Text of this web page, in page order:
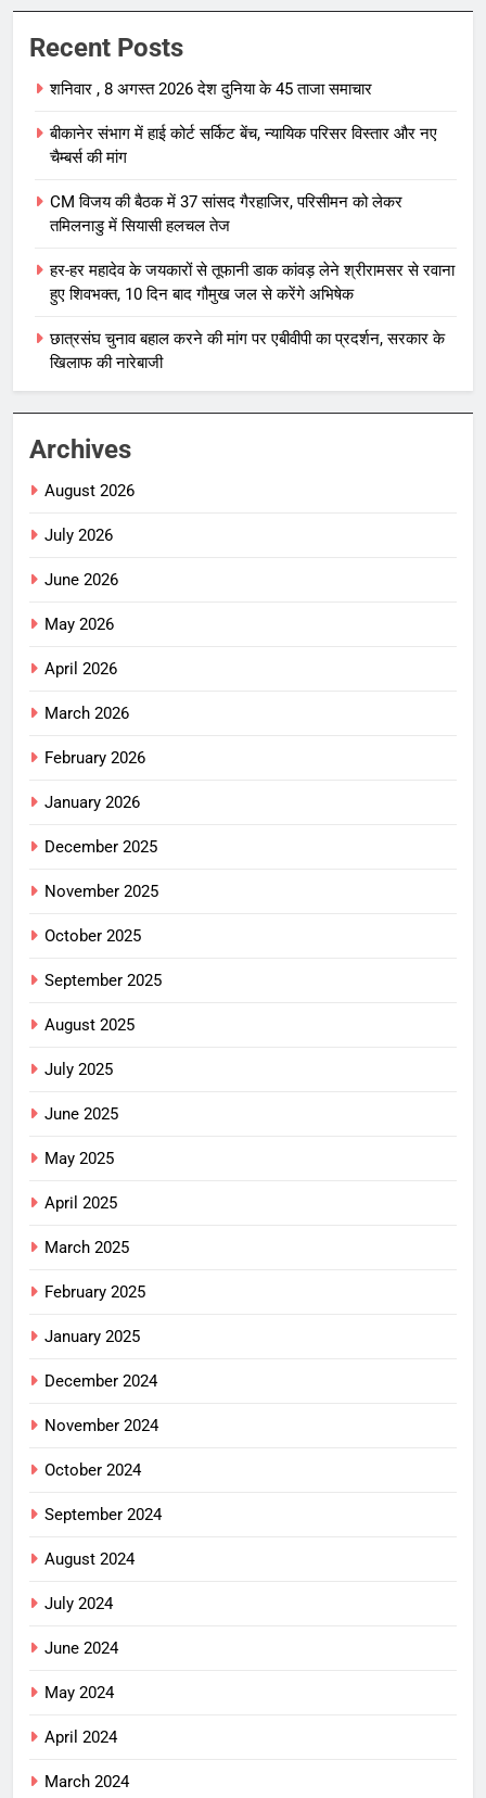
Recent Posts
शनिवार , 8 अगस्त 2026 देश दुनिया के 45 ताजा समाचार
बीकानेर संभाग में हाई कोर्ट सर्किट बेंच, न्यायिक परिसर विस्तार और नए
चैम्बर्स की मांग
CM विजय की बैठक में 37 सांसद गैरहाजिर, परिसीमन को लेकर
तमिलनाडु में सियासी हलचल तेज
हर-हर महादेव के जयकारों से तूफानी डाक कांवड़ लेने श्रीरामसर से रवाना
हुए शिवभक्त, 10 दिन बाद गौमुख जल से करेंगे अभिषेक
छात्रसंघ चुनाव बहाल करने की मांग पर एबीवीपी का प्रदर्शन, सरकार के
खिलाफ की नारेबाजी
Archives
August 2026
July 2026
June 2026
May 2026
April 2026
March 2026
February 2026
January 2026
December 2025
November 2025
October 2025
September 2025
August 2025
July 2025
June 2025
May 2025
April 2025
March 2025
February 2025
January 2025
December 2024
November 2024
October 2024
September 2024
August 2024
July 2024
June 2024
May 2024
April 2024
March 2024